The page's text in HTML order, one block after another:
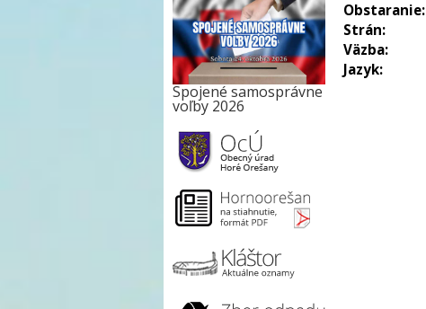
Obstaranie:
Strán:
Väzba:
Jazyk:
Spojené samosprávne
voľby 2026